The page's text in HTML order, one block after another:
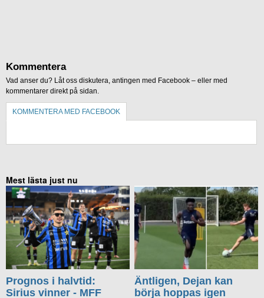
Kommentera
Vad anser du? Låt oss diskutera, antingen med Facebook – eller med
kommentarer direkt på sidan.
KOMMENTERA MED FACEBOOK
Mest lästa just nu
Prognos i halvtid:
Sirius vinner - MFF
Äntligen, Dejan kan
börja hoppas igen